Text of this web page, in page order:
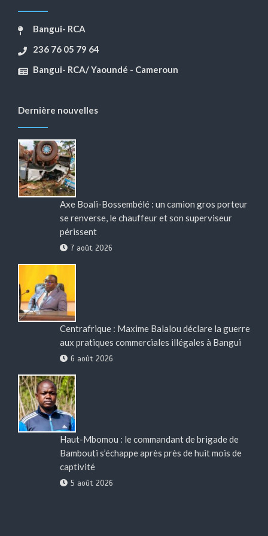
Bangui- RCA
236 76 05 79 64
Bangui- RCA/ Yaoundé - Cameroun
Dernière nouvelles
Axe Boali-Bossembélé : un camion gros porteur
se renverse, le chauffeur et son superviseur
périssent
7 août 2026
Centrafrique : Maxime Balalou déclare la guerre
aux pratiques commerciales illégales à Bangui
6 août 2026
Haut-Mbomou : le commandant de brigade de
Bambouti s’échappe après près de huit mois de
captivité
5 août 2026